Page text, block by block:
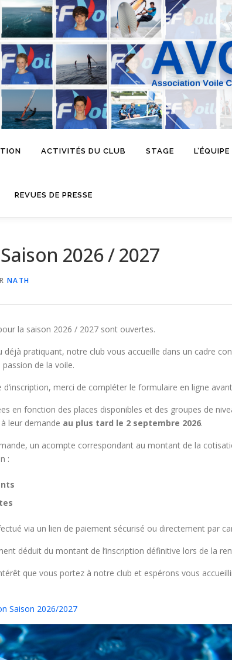
ACTIVITÉS DU CLUB STAGE L’ÉQUIPE
REVUES DE PRESSE
2026 / 2027
NATH
la saison 2026 / 2027 sont ouvertes.
déjà pratiquant, notre club vous accueille dans un cadre
de la voile.
merci de compléter le formulaire en ligne
en fonction des places disponibles et des groupes de
leur demande au plus tard le 2 septembre 2026.
un acompte correspondant au montant de la
:
via un lien de paiement sécurisé ou directement par
déduit du montant de l’inscription définitive lors de la
que vous portez à notre club et espérons vous
Saison 2026/2027